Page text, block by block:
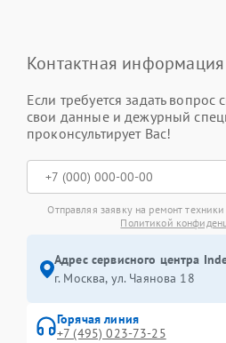
Контактная информация
Если требуется задать вопрос
свои данные и дежурный
проконсультирует Вас!
Отправляя заявку на ремонт
Политикой
Адрес сервисного центра
г. Москва, ул. Чаянова 18
Горячая линия
+7 (495) 023-73-25